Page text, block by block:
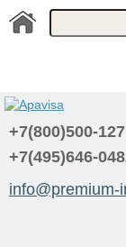
+7(800)500-
+7(495)646-
info@premium-